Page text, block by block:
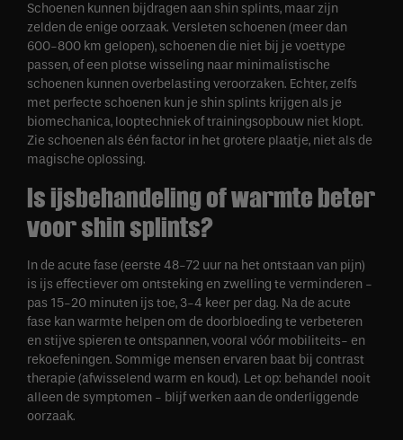
Schoenen kunnen bijdragen aan shin splints, maar zijn
zelden de enige oorzaak. Versleten schoenen (meer dan
600-800 km gelopen), schoenen die niet bij je voettype
passen, of een plotse wisseling naar minimalistische
schoenen kunnen overbelasting veroorzaken. Echter, zelfs
met perfecte schoenen kun je shin splints krijgen als je
biomechanica, looptechniek of trainingsopbouw niet klopt.
Zie schoenen als één factor in het grotere plaatje, niet als de
magische oplossing.
Is ijsbehandeling of warmte beter
voor shin splints?
In de acute fase (eerste 48-72 uur na het ontstaan van pijn)
is ijs effectiever om ontsteking en zwelling te verminderen -
pas 15-20 minuten ijs toe, 3-4 keer per dag. Na de acute
fase kan warmte helpen om de doorbloeding te verbeteren
en stijve spieren te ontspannen, vooral vóór mobiliteits- en
rekoefeningen. Sommige mensen ervaren baat bij contrast
therapie (afwisselend warm en koud). Let op: behandel nooit
alleen de symptomen - blijf werken aan de onderliggende
oorzaak.